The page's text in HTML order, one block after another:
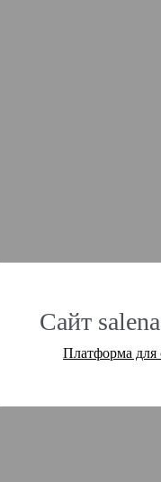
Сайт
Платформа для